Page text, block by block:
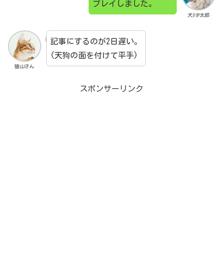
犬川P太郎
プレイしました。
猫山さん
記事にするのが2日遅い。
(天狗の面を付けて平手)
スポンサーリンク